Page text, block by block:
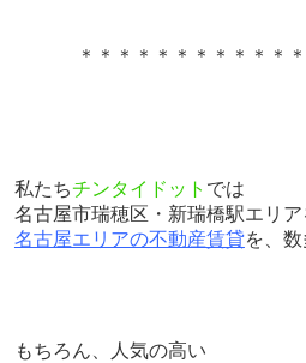
＊＊＊＊＊＊＊＊＊＊＊
私たちチンタイドット では
名古屋市瑞穂区・新瑞橋駅エリア
名古屋エリアの不動産賃貸を、数
もちろん、人気の高い